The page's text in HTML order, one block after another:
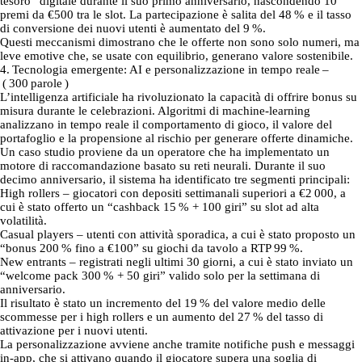
premi da €500 tra le slot. La partecipazione è salita del 48 % e il tasso
di conversione dei nuovi utenti è aumentato del 9 %.
Questi meccanismi dimostrano che le offerte non sono solo numeri, ma
leve emotive che, se usate con equilibrio, generano valore sostenibile.
4. Tecnologia emergente: AI e personalizzazione in tempo reale –
( 300 parole )
L’intelligenza artificiale ha rivoluzionato la capacità di offrire bonus su
misura durante le celebrazioni. Algoritmi di machine‑learning
analizzano in tempo reale il comportamento di gioco, il valore del
portafoglio e la propensione al rischio per generare offerte dinamiche.
Un caso studio proviene da un operatore che ha implementato un
motore di raccomandazione basato su reti neurali. Durante il suo
decimo anniversario, il sistema ha identificato tre segmenti principali:
High rollers – giocatori con depositi settimanali superiori a €2 000, a
cui è stato offerto un “cashback 15 % + 100 giri” su slot ad alta
volatilità.
Casual players – utenti con attività sporadica, a cui è stato proposto un
“bonus 200 % fino a €100” su giochi da tavolo a RTP 99 %.
New entrants – registrati negli ultimi 30 giorni, a cui è stato inviato un
“welcome pack 300 % + 50 giri” valido solo per la settimana di
anniversario.
Il risultato è stato un incremento del 19 % del valore medio delle
scommesse per i high rollers e un aumento del 27 % del tasso di
attivazione per i nuovi utenti.
La personalizzazione avviene anche tramite notifiche push e messaggi
in‑app, che si attivano quando il giocatore supera una soglia di